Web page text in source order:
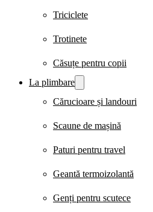
Triciclete
Trotinete
Căsuțe pentru copii
La plimbare
Cărucioare și landouri
Scaune de mașină
Paturi pentru travel
Geantă termoizolantă
Genți pentru scutece